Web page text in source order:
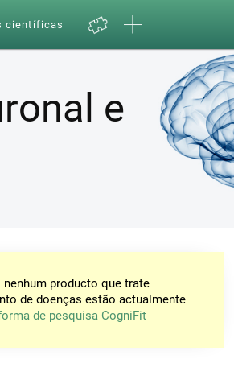
científicas
e
producto que trate
de doenças estão actualmente
de pesquisa CogniFit